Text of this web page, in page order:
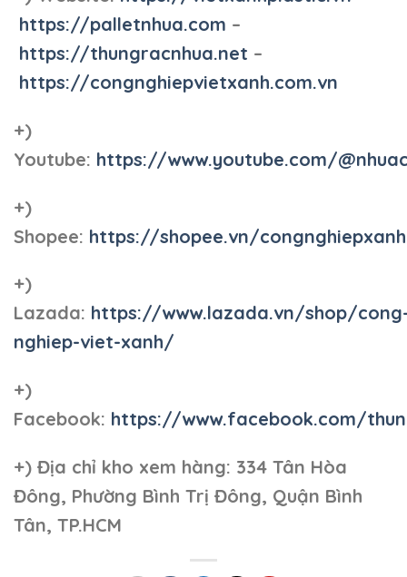
https://palletnhua.com –
https://thungracnhua.net –
https://congnghiepvietxanh.com.vn
+)
Youtube: https://www.youtube.com/
+)
Shopee: https://shopee.vn/
+)
Lazada: https://www.lazada.vn/shop/
nghiep-viet-xanh/
+)
Facebook: https://www.facebook.com/
+) Địa chỉ kho xem hàng: 334 Tân Hòa
Đông, Phường Bình Trị Đông, Quận Bình
Tân, TP.HCM